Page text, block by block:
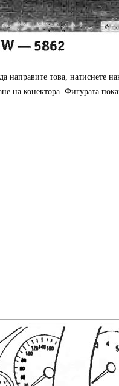
направите това, натиснете
на конектора. Фигурата